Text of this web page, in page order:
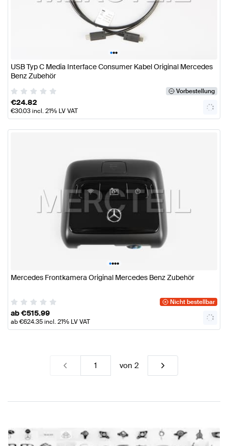
•••
USB Typ C Media Interface Consumer Kabel Original Mercedes
Benz Zubehör
Vorbestellung
€24.82
€30.03incl. 21% LV VAT
••••
Mercedes Frontkamera Original Mercedes Benz Zubehör
Nicht bestellbar
ab€515.99
ab€624.35incl. 21% LV VAT
von 2